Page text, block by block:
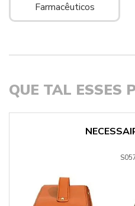
Farmacêuticos
QUE TAL ESSES